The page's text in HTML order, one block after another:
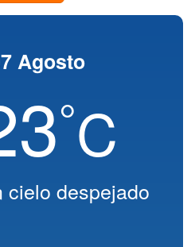
Agosto
°C
cielo despejado